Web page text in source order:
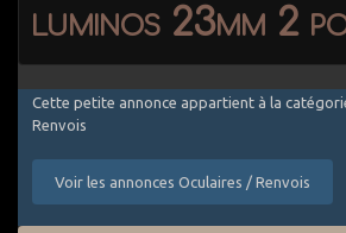
luminos 23mm 2
Cette petite annonce appartient à la
Renvois
Voir les annonces Oculaires / Renvois